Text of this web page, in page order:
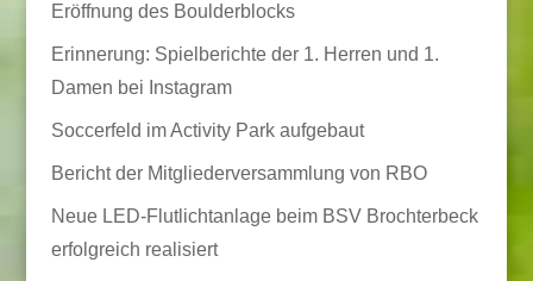
Eröffnung des Boulderblocks
Erinnerung: Spielberichte der 1. Herren und 1.
Damen bei Instagram
Soccerfeld im Activity Park aufgebaut
Bericht der Mitgliederversammlung von RBO
Neue LED-Flutlichtanlage beim BSV Brochterbeck
erfolgreich realisiert